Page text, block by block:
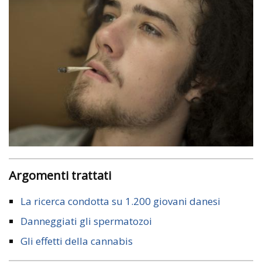
Argomenti trattati
La ricerca condotta su 1.200 giovani danesi
Danneggiati gli spermatozoi
Gli effetti della cannabis